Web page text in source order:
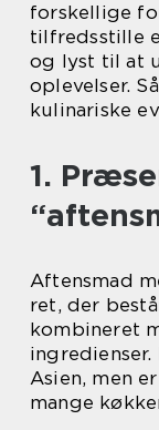
forskellige
tilfredsstille
og lyst til at
oplevelser.
kulinariske
1.
Aftensmad
ret, der
kombineret
Asien, men
mange